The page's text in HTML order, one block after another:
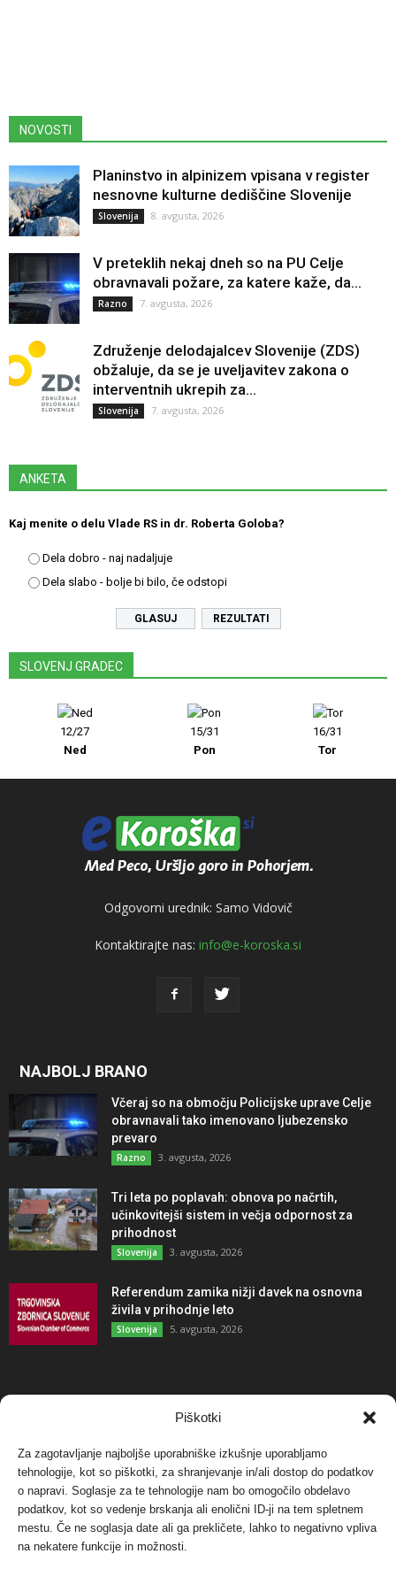
Piškotki
Za zagotavljanje najboljše uporabniške izkušnje uporabljamo
tehnologije, kot so piškotki, za shranjevanje in/ali dostop do podatkov
o napravi. Soglasje za te tehnologije nam bo omogočilo obdelavo
podatkov, kot so vedenje brskanja ali enolični ID-ji na tem spletnem
mestu. Če ne soglasja date ali ga prekličete, lahko to negativno vpliva
na nekatere funkcije in možnosti.
NOVOSTI
Planinstvo in alpinizem vpisana v register
nesnovne kulturne dediščine Slovenije
Slovenija 8. avgusta, 2026
V preteklih nekaj dneh so na PU Celje
obravnavali požare, za katere kaže, da...
Razno 7. avgusta, 2026
Združenje delodajalcev Slovenije (ZDS)
obžaluje, da se je uveljavitev zakona o
interventnih ukrepih za...
Slovenija 7. avgusta, 2026
ANKETA
Kaj menite o delu Vlade RS in dr. Roberta Goloba?
Dela dobro - naj nadaljuje
Dela slabo - bolje bi bilo, če odstopi
REZULTATI
SLOVENJ GRADEC
12/27
Ned
15/31
Pon
16/31
Tor
Odgovorni urednik: Samo Vidovič
Kontaktirajte nas: info@e-koroska.si
NAJBOLJ BRANO
Včeraj so na območju Policijske uprave Celje
obravnavali tako imenovano ljubezensko
prevaro
Razno 3. avgusta, 2026
Tri leta po poplavah: obnova po načrtih,
učinkovitejši sistem in večja odpornost za
prihodnost
Slovenija 3. avgusta, 2026
Referendum zamika nižji davek na osnovna
živila v prihodnje leto
Slovenija 5. avgusta, 2026
NAJBOLJ KOMENTIRANO
Protest proti vetrnim elektrarnam na Ojstrici, v
svetu pa vedno bolj...
Dogodki 12. maja, 2017
Tožilstvo v Celovcu v korist elektrarnam
Verbund